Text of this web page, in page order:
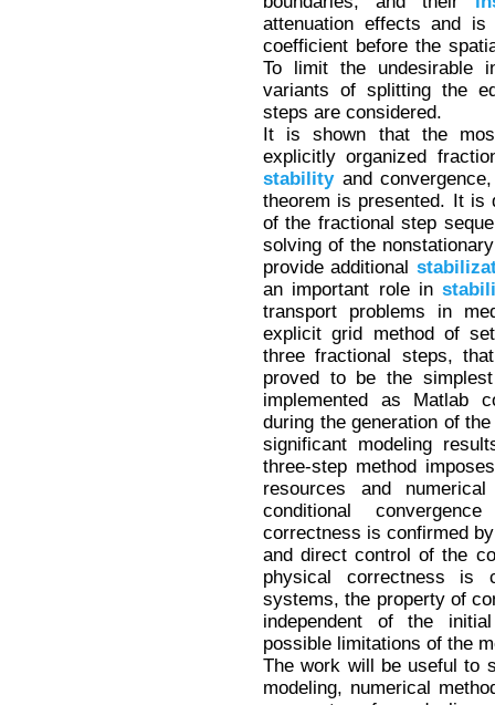
attenuation effects and
coefficient before the
To limit the undesirable
variants of splitting the
steps are considered.
It is shown that the
explicitly organized
stabilityand
theorem is presented. It is
of the fractional step
solving of the
provide additional
an important role in
transport problems in
explicit grid method of
three fractional steps,
proved to be the
implemented as Matlab
during the generation of
significant modeling
three-step method
resources and
conditional
correctness is confirmed
and direct control of the
physical correctness is
systems, the property of
independent of the
possible limitations of the
The work will be useful to
modeling, numerical